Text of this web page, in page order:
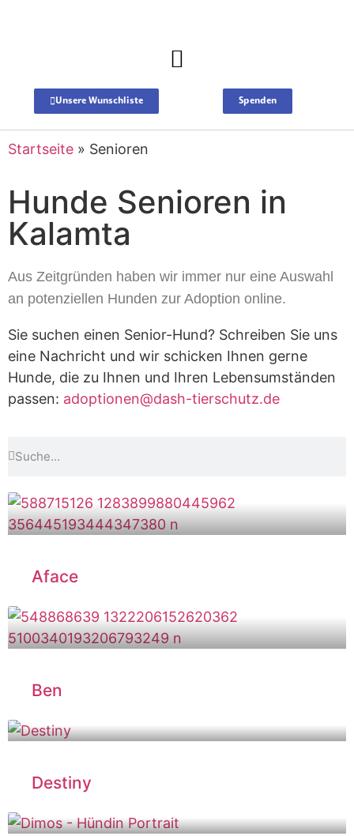
Unsere Wunschliste Spenden
Startseite » Senioren
Hunde Senioren in
Kalamta
Aus Zeitgründen haben wir immer nur eine Auswahl
an potenziellen Hunden zur Adoption online.
Sie suchen einen Senior-Hund? Schreiben Sie uns
eine Nachricht und wir schicken Ihnen gerne
Hunde, die zu Ihnen und Ihren Lebensumständen
passen: adoptionen@dash-tierschutz.de
Aface
Ben
Destiny